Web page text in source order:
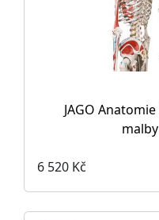
JAGO
6 520 Kč